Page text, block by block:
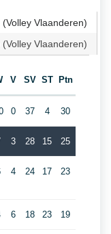
Vlaanderen)
Vlaanderen)
V SV ST Ptn
0 37 4 30
3 28 15 25
4 24 17 23
6 18 23 19